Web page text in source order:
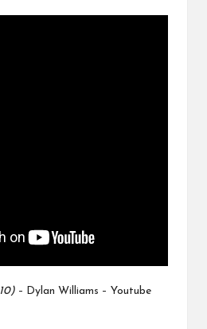
– Dylan Williams – Youtube